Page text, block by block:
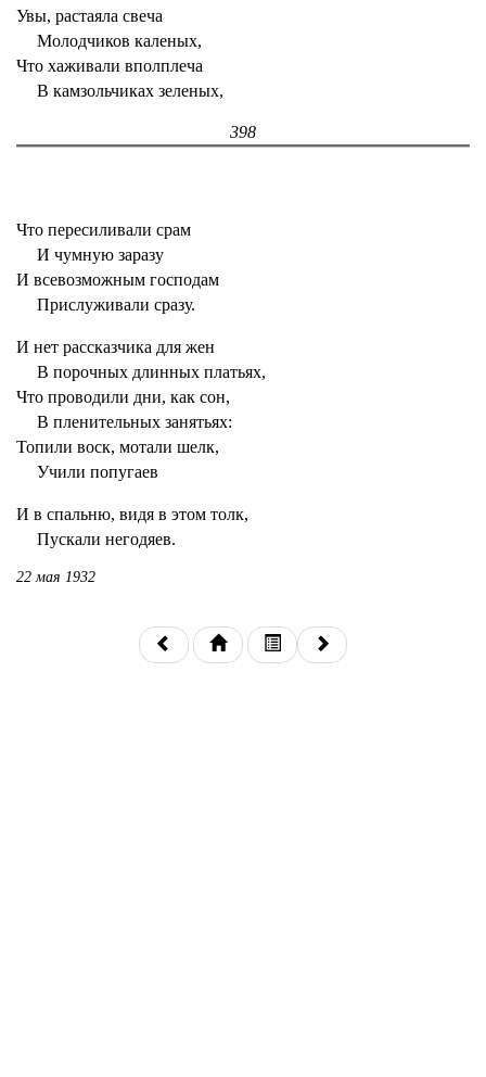
Увы, растаяла свеча
Молодчиков каленых,
Что хаживали вполплеча
В камзольчиках зеленых,
398
Что пересиливали срам
И чумную заразу
И всевозможным господам
Прислуживали сразу.
И нет рассказчика для жен
В порочных длинных платьях,
Что проводили дни, как сон,
В пленительных занятьях:
Топили воск, мотали шелк,
Учили попугаев
И в спальню, видя в этом толк,
Пускали негодяев.
22 мая 1932